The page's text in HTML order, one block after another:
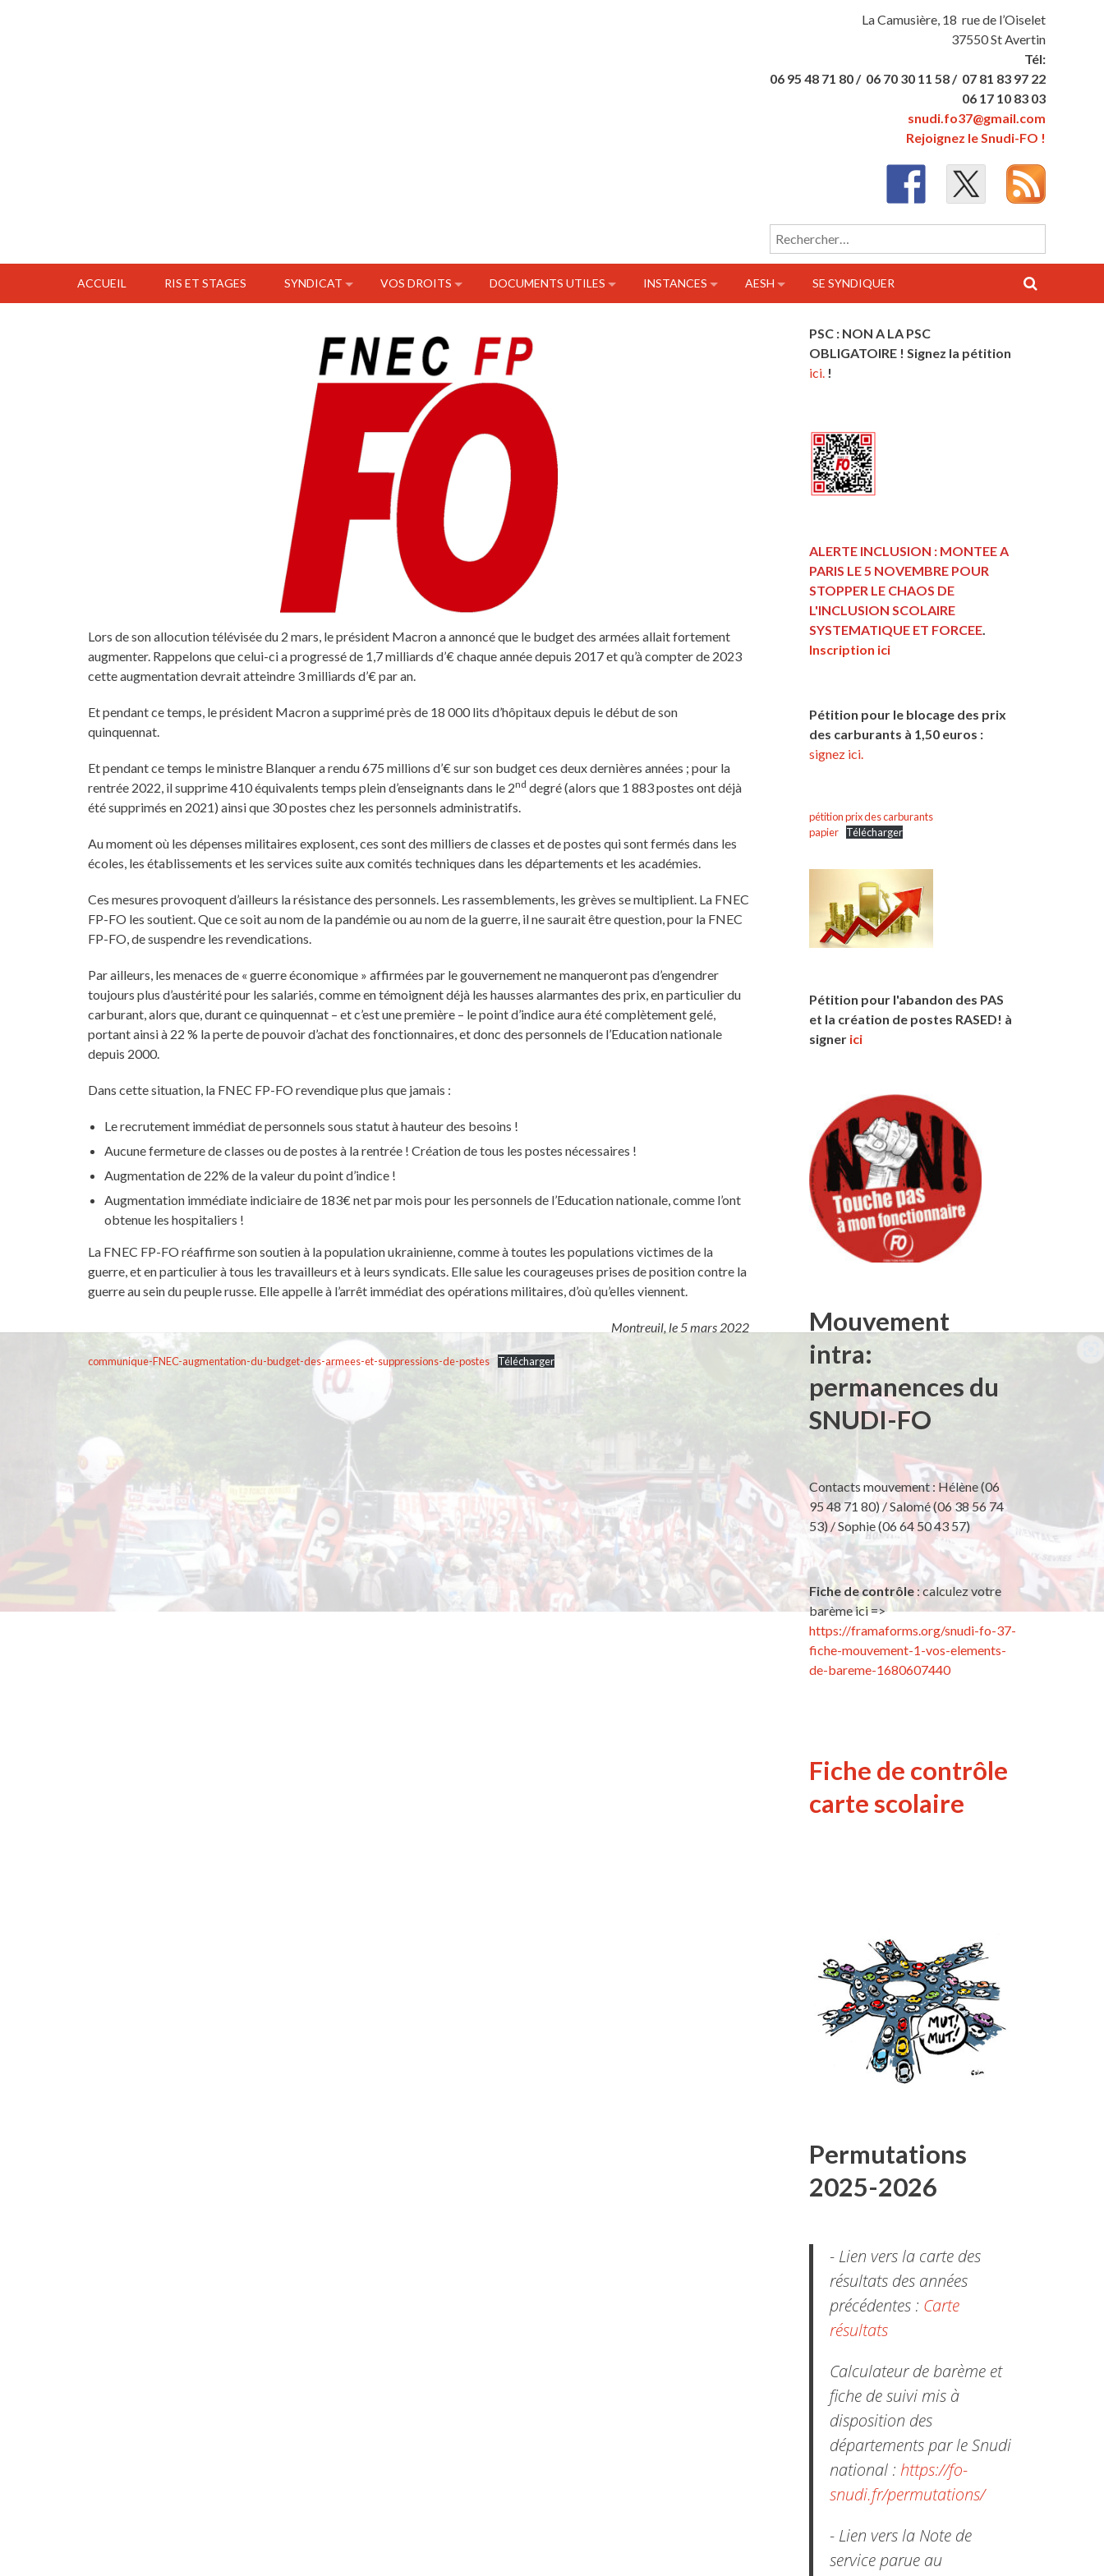
La Camusière, 18 rue de l’Oiselet
37550 St Avertin
Tél:
06 95 48 71 80 / 06 70 30 11 58 / 07 81 83 97 22
06 17 10 83 03
snudi.fo37@gmail.com
Rejoignez le Snudi-FO !
Rechercher :
ACCUEIL RIS ET STAGES SYNDICAT VOS DROITS DOCUMENTS UTILES INSTANCES AESH SE SYNDIQUER
Lors de son allocution télévisée du 2 mars, le président Macron a annoncé que le budget des armées allait fortement
augmenter. Rappelons que celui-ci a progressé de 1,7 milliards d’€ chaque année depuis 2017 et qu’à compter de 2023
cette augmentation devrait atteindre 3 milliards d’€ par an.
Et pendant ce temps, le président Macron a supprimé près de 18 000 lits d’hôpitaux depuis le début de son
quinquennat.
Et pendant ce temps le ministre Blanquer a rendu 675 millions d’€ sur son budget ces deux dernières années ; pour la
rentrée 2022, il supprime 410 équivalents temps plein d’enseignants dans le 2nd degré (alors que 1 883 postes ont déjà
été supprimés en 2021) ainsi que 30 postes chez les personnels administratifs.
Au moment où les dépenses militaires explosent, ces sont des milliers de classes et de postes qui sont fermés dans les
écoles, les établissements et les services suite aux comités techniques dans les départements et les académies.
Ces mesures provoquent d’ailleurs la résistance des personnels. Les rassemblements, les grèves se multiplient. La FNEC
FP-FO les soutient. Que ce soit au nom de la pandémie ou au nom de la guerre, il ne saurait être question, pour la FNEC
FP-FO, de suspendre les revendications.
Par ailleurs, les menaces de « guerre économique » affirmées par le gouvernement ne manqueront pas d’engendrer
toujours plus d’austérité pour les salariés, comme en témoignent déjà les hausses alarmantes des prix, en particulier du
carburant, alors que, durant ce quinquennat – et c’est une première – le point d’indice aura été complètement gelé,
portant ainsi à 22 % la perte de pouvoir d’achat des fonctionnaires, et donc des personnels de l’Education nationale
depuis 2000.
Dans cette situation, la FNEC FP-FO revendique plus que jamais :
Le recrutement immédiat de personnels sous statut à hauteur des besoins !
Aucune fermeture de classes ou de postes à la rentrée ! Création de tous les postes nécessaires !
Augmentation de 22% de la valeur du point d’indice !
Augmentation immédiate indiciaire de 183€ net par mois pour les personnels de l’Education nationale, comme l’ont
obtenue les hospitaliers !
La FNEC FP-FO réaffirme son soutien à la population ukrainienne, comme à toutes les populations victimes de la
guerre, et en particulier à tous les travailleurs et à leurs syndicats. Elle salue les courageuses prises de position contre la
guerre au sein du peuple russe. Elle appelle à l’arrêt immédiat des opérations militaires, d’où qu’elles viennent.
Montreuil, le 5 mars 2022
communique-FNEC-augmentation-du-budget-des-armees-et-suppressions-de-postes Télécharger
PSC : NON A LA PSC
OBLIGATOIRE ! Signez la pétition
ici. !
ALERTE INCLUSION : MONTEE A
PARIS LE 5 NOVEMBRE POUR
STOPPER LE CHAOS DE
L'INCLUSION SCOLAIRE
SYSTEMATIQUE ET FORCEE.
Inscription ici
Pétition pour le blocage des prix
des carburants à 1,50 euros :
signez ici.
pétition prix des carburants
papier
Télécharger
Pétition pour l'abandon des PAS
et la création de postes RASED! à
signer ici
Mouvement
intra:
permanences du
SNUDI-FO
Contacts mouvement : Hélène (06
95 48 71 80) / Salomé (06 38 56 74
53) / Sophie (06 64 50 43 57)
Fiche de contrôle: calculez votre
barème ici =>
https://framaforms.org/snudi-fo-37-
fiche-mouvement-1-vos-elements-
de-bareme-1680607440
Fiche de contrôle
carte scolaire
Permutations
2025-2026
- Lien vers la carte des
résultats des années
précédentes : Carte
résultats
Calculateur de barème et
fiche de suivi mis à
disposition des
départements par le Snudi
national : https://fo-
snudi.fr/permutations/
- Lien vers la Note de
service parue au